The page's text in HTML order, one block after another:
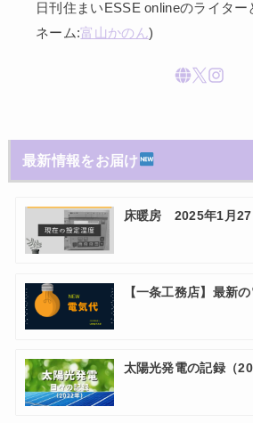
日刊住まいESSE onlineのライタ
ネーム:富山かのん)
最新情報をお届け
床暖房 2025年1月27
【一条工務店】最新
太陽光発電の記録（